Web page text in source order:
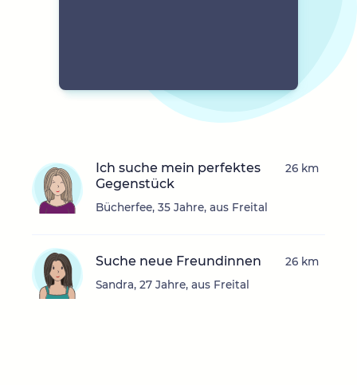
Ich suche mein perfektes
Gegenstück
Bücherfee, 35 Jahre, aus Freital
26 km
Suche neue Freundinnen
Sandra, 27 Jahre, aus Freital
26 km